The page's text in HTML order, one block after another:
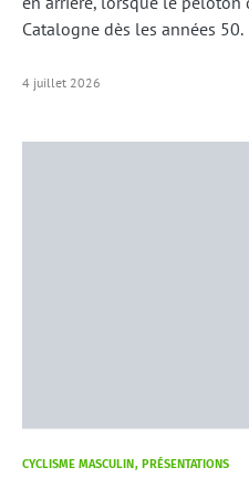
Catalogne dès les années 50.
4 juillet 2026
CYCLISME MASCULIN PRÉSENTATIONS